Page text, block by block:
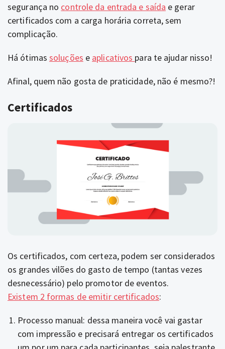
segurança no controle da entrada e saída e gerar
certificados com a carga horária correta, sem
complicação.
Há ótimas soluções e aplicativos para te ajudar nisso!
Afinal, quem não gosta de praticidade, não é mesmo?!
Certificados
Os certificados, com certeza, podem ser considerados
os grandes vilões do gasto de tempo (tantas vezes
desnecessário) pelo promotor de eventos.
Existem 2 formas de emitir certificados:
Processo manual: dessa maneira você vai gastar
com impressão e precisará entregar os certificados